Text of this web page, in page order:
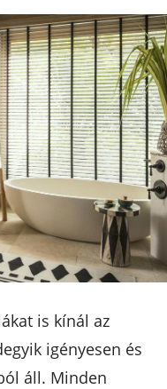
is kínál az
igényesen és
áll. Minden